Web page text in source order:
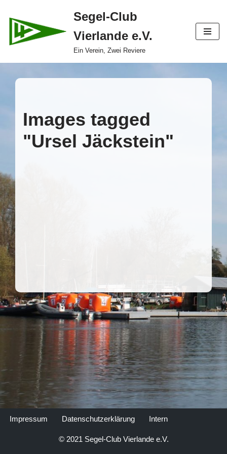
Zum
Inhalt
Segel-Club
Vierlande e.V.
Ein Verein, Zwei Reviere
Images tagged
"Ursel Jäckstein"
Impressum Datenschutzerklärung Intern
© 2021 Segel-Club Vierlande e.V.